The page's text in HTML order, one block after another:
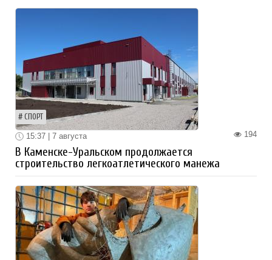
СПОРТ
194
15:37 | 7 августа
В Каменске-Уральском продолжается
строительство легкоатлетического манежа